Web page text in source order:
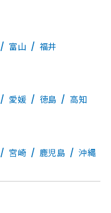
富山 福井
愛媛 徳島 高知
宮崎 鹿児島 沖縄